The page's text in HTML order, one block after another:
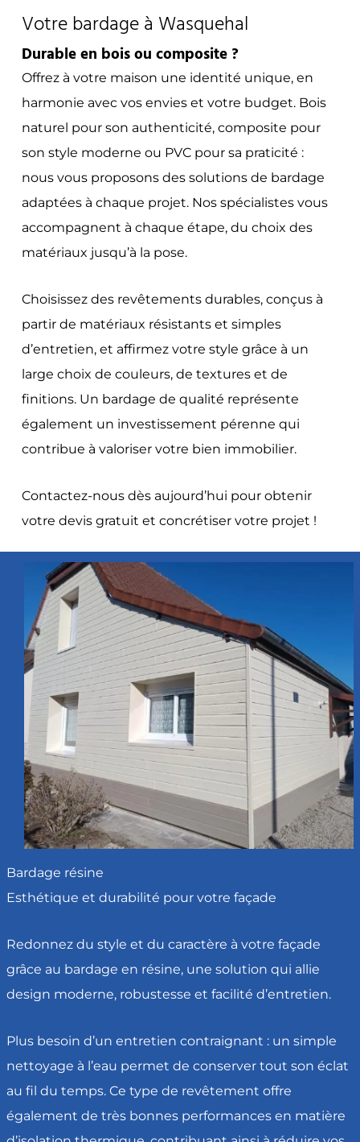
Votre bardage à Wasquehal
Durable en bois ou composite ?
Offrez à votre maison une identité unique, en
harmonie avec vos envies et votre budget. Bois
naturel pour son authenticité, composite pour
son style moderne ou PVC pour sa praticité :
nous vous proposons des solutions de bardage
adaptées à chaque projet. Nos spécialistes vous
accompagnent à chaque étape, du choix des
matériaux jusqu’à la pose.
Choisissez des revêtements durables, conçus à
partir de matériaux résistants et simples
d’entretien, et affirmez votre style grâce à un
large choix de couleurs, de textures et de
finitions. Un bardage de qualité représente
également un investissement pérenne qui
contribue à valoriser votre bien immobilier.
Contactez-nous dès aujourd’hui pour obtenir
votre devis gratuit et concrétiser votre projet !
Bardage résine
Esthétique et durabilité pour votre façade
Redonnez du style et du caractère à votre façade
grâce au bardage en résine, une solution qui allie
design moderne, robustesse et facilité d’entretien.
Plus besoin d’un entretien contraignant : un simple
nettoyage à l’eau permet de conserver tout son éclat
au fil du temps. Ce type de revêtement offre
également de très bonnes performances en matière